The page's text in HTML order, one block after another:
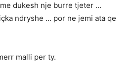
dukesh nje burre tjeter …
ndryshe … por ne jemi ata qe
malli per ty.